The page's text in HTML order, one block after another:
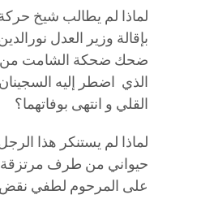
لماذا لم يطالب شيخ
بإقالة وزير العدل
ضحك ضحكة الشامت من
الذي اضطر إليه
القلي و انتهى بوفاتهما؟
لماذا لم يستنكر هذا
حيواني من طرف مرتزقة
على المرحوم لطفي